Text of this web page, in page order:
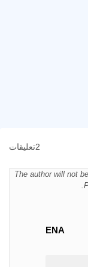
2تعليقات
The author will not
ENA